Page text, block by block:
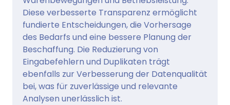
Diese verbesserte Transparenz ermöglicht
fundierte Entscheidungen, die Vorhersage
des Bedarfs und eine bessere Planung der
Beschaffung. Die Reduzierung von
Eingabefehlern und Duplikaten trägt
ebenfalls zur Verbesserung der Datenqualität
bei, was für zuverlässige und relevante
Analysen unerlässlich ist.